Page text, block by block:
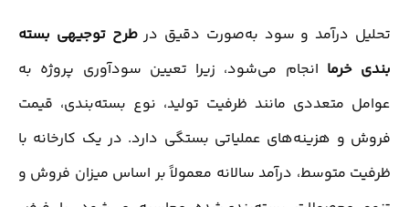
تحلیل درآمد و سود به‌صورت دقیق درطرح توجیهی بسته
بندی خرما انجام می‌شود، زیرا تعیین سودآوری پروژه به
عوامل متعددی مانند ظرفیت تولید، نوع بسته‌بندی، قیمت
فروش و هزینه‌های عملیاتی بستگی دارد. در یک کارخانه با
ظرفیت متوسط، درآمد سالانه معمولاً بر اساس میزان فروش و